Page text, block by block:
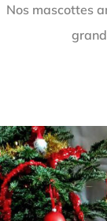
Nos mascottes